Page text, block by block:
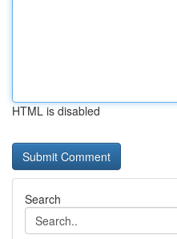
HTML is disabled
Search